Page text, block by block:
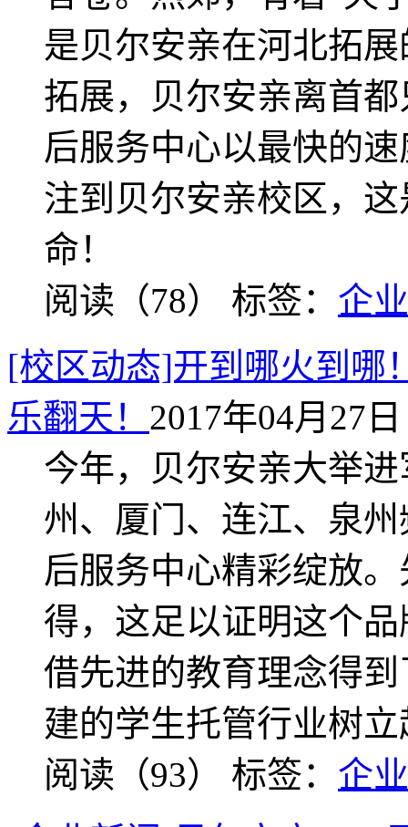
是贝尔安亲在河北拓
拓展，贝尔安亲离首
后服务中心以最快的
注到贝尔安亲校区，
命！
阅读（78） 标签： 企
[校区动态]开到哪火到哪
乐翻天！ 2017年04月27
今年，贝尔安亲大举
州、厦门、连江、泉
后服务中心精彩绽放
得，这足以证明这个
借先进的教育理念得
建的学生托管行业树
阅读（93） 标签： 企